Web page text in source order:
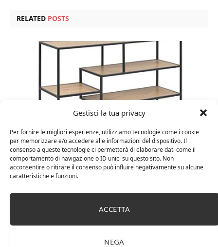
Gestisci la tua privacy
Per fornire le migliori esperienze, utilizziamo tecnologie come i cookie
per memorizzare e/o accedere alle informazioni del dispositivo. Il
consenso a queste tecnologie ci permetterà di elaborare dati come il
comportamento di navigazione o ID unici su questo sito. Non
acconsentire o ritirare il consenso può influire negativamente su alcune
caratteristiche e funzioni.
ACCETTA
NEGA
RELATED POSTS
Amazon Basics Martin – Libreria, 35 x 114 x 78 cm
(Lu x La x A), effetto quercia(In precedenza
marchio Movian)